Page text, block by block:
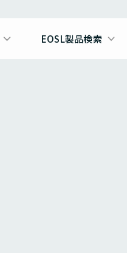
EOSL製品検索